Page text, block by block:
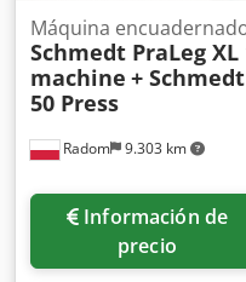
Radom 9.303 km
Máquina
Schmedt PraLeg XL
machine +
50 Press
Información de
precio